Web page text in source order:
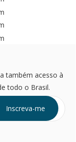
também acesso à
todo o Brasil.
Inscreva-me